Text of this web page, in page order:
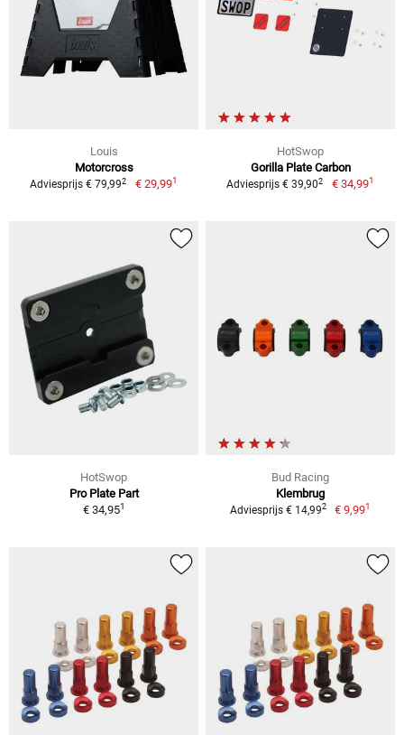
Louis
Motorcross
Adviesprijs € 79,992 € 29,991
HotSwop
Gorilla Plate Carbon
Adviesprijs € 39,902 € 34,991
HotSwop
Pro Plate Part
€ 34,951
Bud Racing
Klembrug
Adviesprijs € 14,992 € 9,991